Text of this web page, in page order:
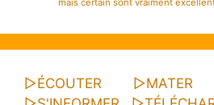
▷ÉCOUTER ▷MATER